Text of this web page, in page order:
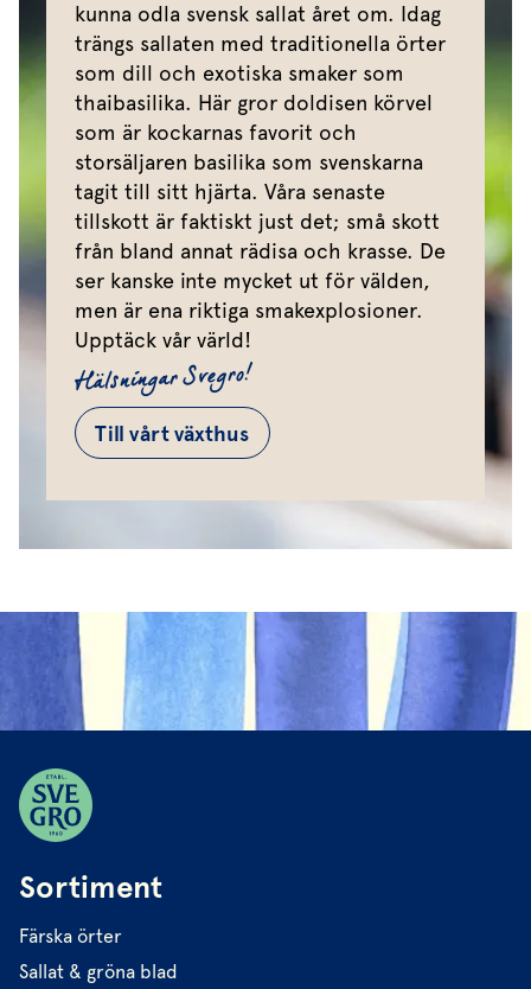
kunna odla svensk sallat året om. Idag
trängs sallaten med traditionella örter
som dill och exotiska smaker som
thaibasilika. Här gror doldisen körvel
som är kockarnas favorit och
storsäljaren basilika som svenskarna
tagit till sitt hjärta. Våra senaste
tillskott är faktiskt just det; små skott
från bland annat rädisa och krasse. De
ser kanske inte mycket ut för välden,
men är ena riktiga smakexplosioner.
Upptäck vår värld!
Hälsningar Svegro!
Till vårt växthus
Sortiment
Färska örter
Sallat & gröna blad